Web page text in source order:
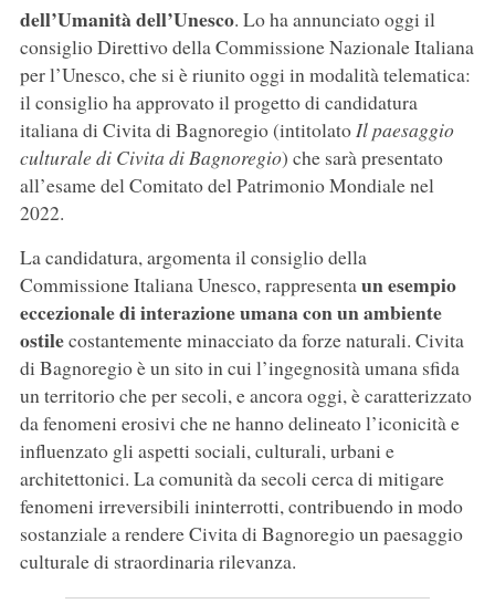
dell’Umanità dell’Unesco. Lo ha annunciato oggi il
consiglio Direttivo della Commissione Nazionale Italiana
per l’Unesco, che si è riunito oggi in modalità telematica:
il consiglio ha approvato il progetto di candidatura
italiana di Civita di Bagnoregio (intitolatoIl paesaggio
culturale di Civita di Bagnoregio) che sarà presentato
all’esame del Comitato del Patrimonio Mondiale nel
2022.
La candidatura, argomenta il consiglio della
Commissione Italiana Unesco, rappresentaun esempio
eccezionale di interazione umana con un ambiente
ostilecostantemente minacciato da forze naturali. Civita
di Bagnoregio è un sito in cui l’ingegnosità umana sfida
un territorio che per secoli, e ancora oggi, è caratterizzato
da fenomeni erosivi che ne hanno delineato l’iconicità e
influenzato gli aspetti sociali, culturali, urbani e
architettonici. La comunità da secoli cerca di mitigare
fenomeni irreversibili ininterrotti, contribuendo in modo
sostanziale a rendere Civita di Bagnoregio un paesaggio
culturale di straordinaria rilevanza.